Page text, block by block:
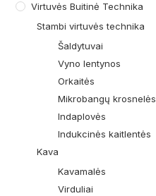
Virtuvės Buitinė Technika
Stambi virtuvės technika
Šaldytuvai
Vyno lentynos
Orkaitės
Mikrobangų krosnelės
Indaplovės
Indukcinės kaitlentės
Kava
Kavamalės
Virduliai